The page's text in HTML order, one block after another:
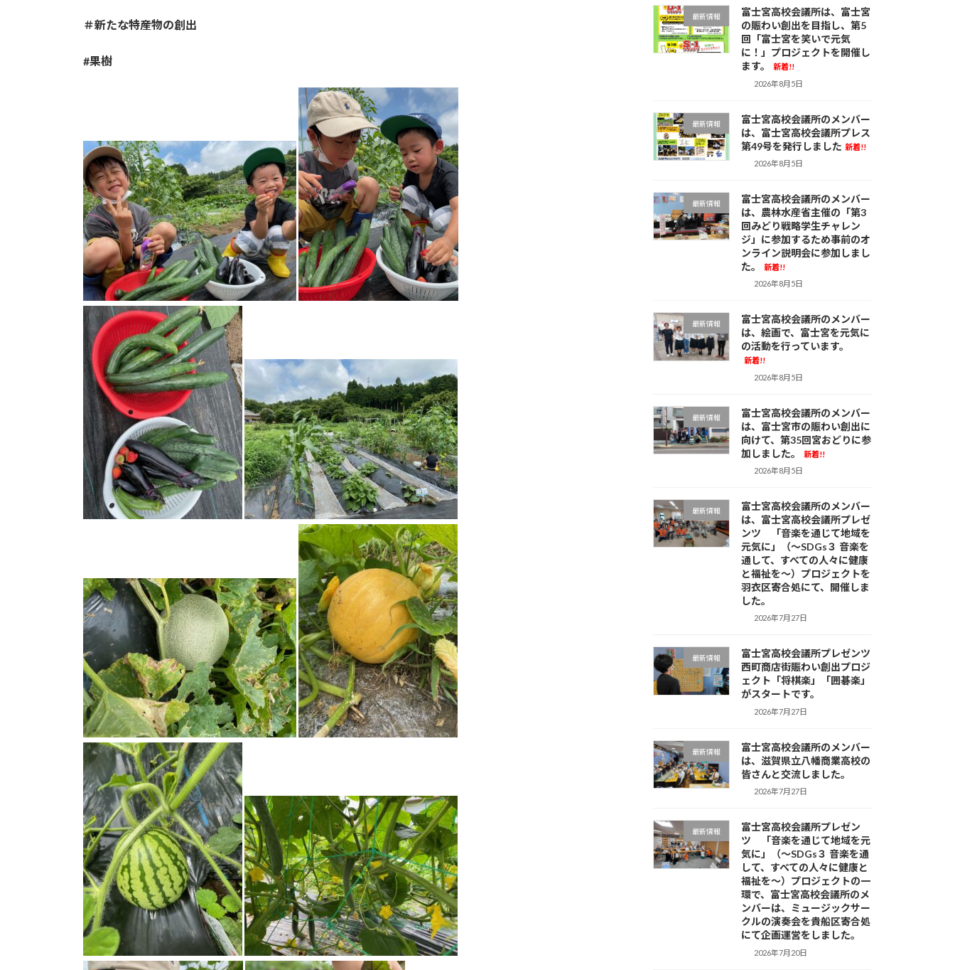
＃新たな特産物の創出
#果樹
事
最新情報
富士宮高校会議所は、富士宮
の賑わい創出を目指し、第5
回「富士宮を笑いで元気
に！」プロジェクトを開催し
ます。
新着!!
2026年8月5日
最新情報
富士宮高校会議所のメンバー
は、富士宮高校会議所プレス
第49号を発行しました 新着!!
2026年8月5日
最新情報
富士宮高校会議所のメンバー
は、農林水産省主催の「第3
回みどり戦略学生チャレン
ジ」に参加するため事前のオ
ンライン説明会に参加しまし
た。
新着!!
2026年8月5日
最新情報
富士宮高校会議所のメンバー
は、絵画で、富士宮を元気に
の活動を行っています。
新着!!
2026年8月5日
最新情報
富士宮高校会議所のメンバー
は、富士宮市の賑わい創出に
向けて、第35回宮おどりに参
加しました。
新着!!
2026年8月5日
最新情報
富士宮高校会議所のメンバー
は、富士宮高校会議所プレゼ
ンツ 「音楽を通じて地域を
元気に」（～SDGs３ 音楽を
通して、すべての人々に健康
と福祉を～）プロジェクトを
羽衣区寄合処にて、開催しま
した。
2026年7月27日
最新情報
富士宮高校会議所プレゼンツ
西町商店街賑わい創出プロジ
ェクト「将棋楽」「囲碁楽」
がスタートです。
2026年7月27日
最新情報
富士宮高校会議所のメンバー
は、滋賀県立八幡商業高校の
皆さんと交流しました。
2026年7月27日
最新情報
富士宮高校会議所プレゼン
ツ 「音楽を通じて地域を元
気に」（～SDGs３ 音楽を通
して、すべての人々に健康と
福祉を～）プロジェクトの一
環で、富士宮高校会議所のメ
ンバーは、ミュージックサー
クルの演奏会を貴船区寄合処
にて企画運営をしました。
2026年7月20日